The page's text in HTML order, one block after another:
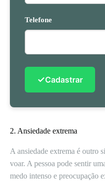
Telefone
✓Cadastrar
2. Ansiedade extrema
A ansiedade extrema é outro
voar. A pessoa pode sentir
medo intenso e preocupação